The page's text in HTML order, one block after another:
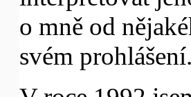
o mně od
svém